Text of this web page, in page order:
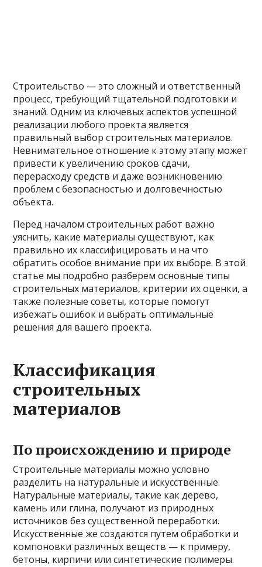
Строительство — это сложный и ответственный
процесс, требующий тщательной подготовки и
знаний. Одним из ключевых аспектов успешной
реализации любого проекта является
правильный выбор строительных материалов.
Невнимательное отношение к этому этапу может
привести к увеличению сроков сдачи,
перерасходу средств и даже возникновению
проблем с безопасностью и долговечностью
объекта.
Перед началом строительных работ важно
уяснить, какие материалы существуют, как
правильно их классифицировать и на что
обратить особое внимание при их выборе. В этой
статье мы подробно разберем основные типы
строительных материалов, критерии их оценки, а
также полезные советы, которые помогут
избежать ошибок и выбрать оптимальные
решения для вашего проекта.
Классификация
строительных
материалов
По происхождению и природе
Строительные материалы можно условно
разделить на натуральные и искусственные.
Натуральные материалы, такие как дерево,
камень или глина, получают из природных
источников без существенной переработки.
Искусственные же создаются путем обработки и
компоновки различных веществ — к примеру,
бетоны, кирпичи или синтетические полимеры.